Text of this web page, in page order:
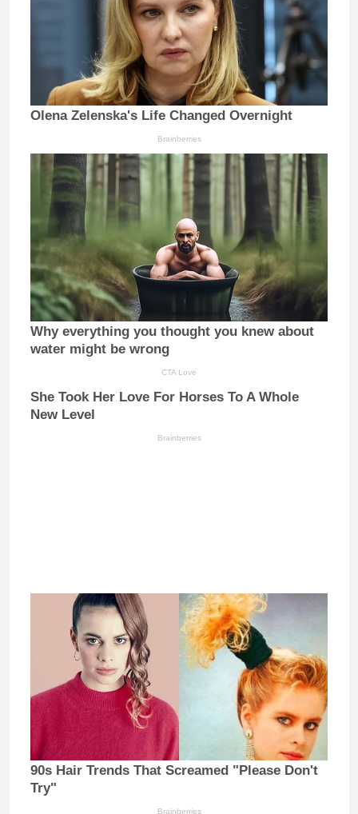
Olena Zelenska's Life Changed Overnight
Brainberries
Why everything you thought you knew about
water might be wrong
CTA Love
She Took Her Love For Horses To A Whole
New Level
Brainberries
90s Hair Trends That Screamed "Please Don't
Try"
Brainberries